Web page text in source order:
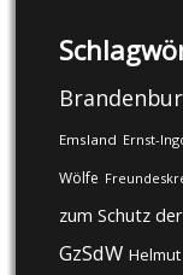
Emsland Ernst-
Wölfe
zum Schutz
GzSdW